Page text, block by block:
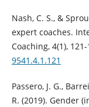
Nash, C. S., &
expert coaches.
Coaching, 4(1),
9541.4.1.121
Passero, J. G.,
R. (2019). Gender